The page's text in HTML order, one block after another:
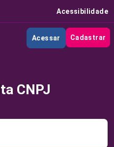
Acessibilidade
Acessar Cadastrar
CNPJ